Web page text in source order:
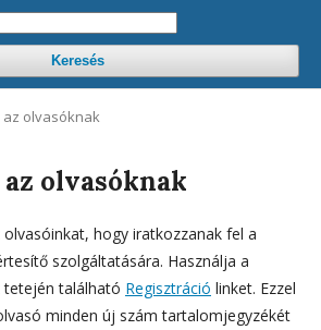
Keresés
az olvasóknak
olvasóknak
hogy iratkozzanak fel a
szolgáltatására. Használja a
található Regisztráció linket. Ezzel
minden új szám tartalomjegyzékét